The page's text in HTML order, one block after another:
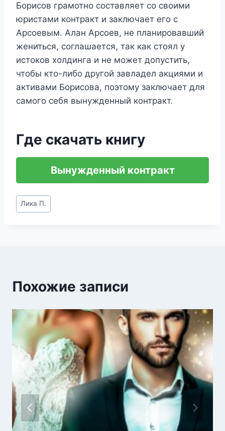
Борисов грамотно составляет со своими
юристами контракт и заключает его с
Арсоевым. Алан Арсоев, не планировавший
жениться, соглашается, так как стоял у
истоков холдинга и не может допустить,
чтобы кто-либо другой завладел акциями и
активами Борисова, поэтому заключает для
самого себя вынужденный контракт.
Где скачать книгу
Вынужденный контракт
Метки
записи:
Лика П.
Похожие записи